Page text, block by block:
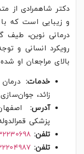
دکتر شاهمرادی از
و زیبایی است که
درمانی نوین، طیف
رویکرد انسانی و
بالای مراجعان او
خدمات:
زائد،
آدرس:
پزشکی
تلفن:
تلفن: